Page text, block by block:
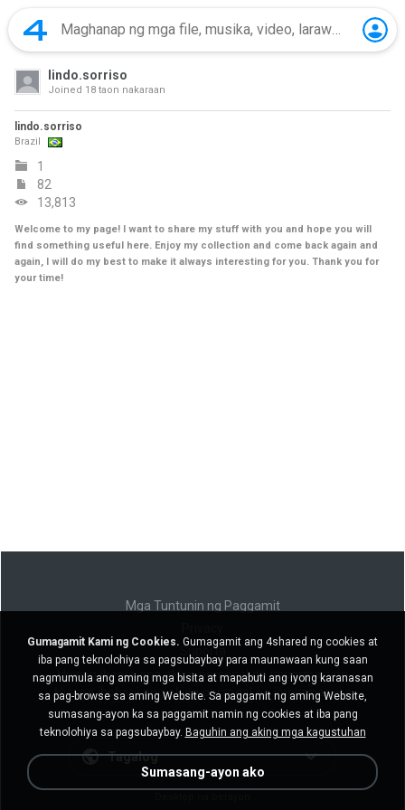
lindo.sorriso
Joined 18 taon nakaraan
lindo.sorriso
Brazil
1
82
13,813
Welcome to my page! I want to share my stuff with you and hope you will
find something useful here. Enjoy my collection and come back again and
again, I will do my best to make it always interesting for you. Thank you for
your time!
Mga Tuntunin ng Paggamit
Suporta
Huwag ibenta ang aking personal na impormasyon
Huwag ibahagi ang aking personal na impormasyon
Tagalog
Gumagamit Kami ng Cookies. Gumagamit ang 4shared ng cookies at
iba pang teknolohiya sa pagsubaybay para maunawaan kung saan
nagmumula ang aming mga bisita at mapabuti ang iyong karanasan
sa pag-browse sa aming Website. Sa paggamit ng aming Website,
sumasang-ayon ka sa paggamit namin ng cookies at iba pang
teknolohiya sa pagsubaybay. Baguhin ang aking mga kagustuhan
Sumasang-ayon ako